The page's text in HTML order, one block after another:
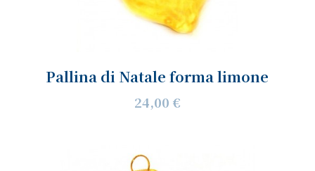
Pallina di Natale forma limone
24,00 €